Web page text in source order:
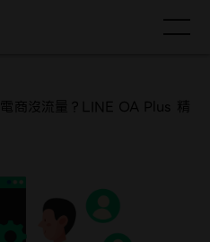
電商沒流量？LINE OA Plus 精